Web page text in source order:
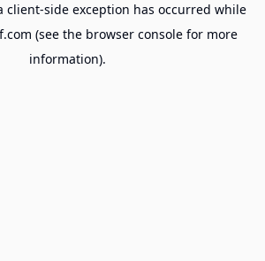
client-side exception has occurred while
(see the browser console for more
information).